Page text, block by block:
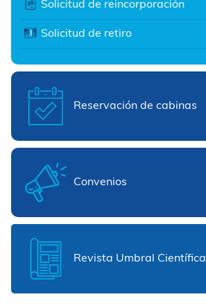
Solicitud de reincorporación
Solicitud de retiro
Reservación de cabinas
Convenios
Revista Umbral Científica